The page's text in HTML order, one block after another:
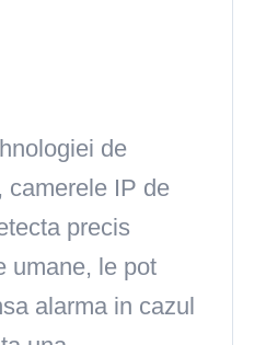
de
camerele IP de
precis
umane, le pot
alarma in cazul